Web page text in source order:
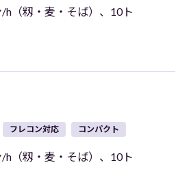
（籾・麦・そば）、10ト
フレコン対応 コンパクト
（籾・麦・そば）、10ト